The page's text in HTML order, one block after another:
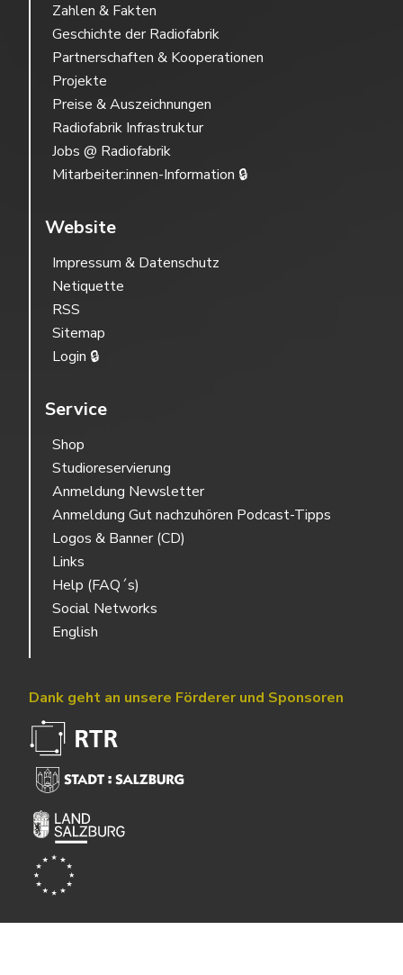
Zahlen & Fakten
Geschichte der Radiofabrik
Partnerschaften & Kooperationen
Projekte
Preise & Auszeichnungen
Radiofabrik Infrastruktur
Jobs @ Radiofabrik
Mitarbeiter:innen-Information 🔒
Website
Impressum & Datenschutz
Netiquette
RSS
Sitemap
Login 🔒
Service
Shop
Studioreservierung
Anmeldung Newsletter
Anmeldung Gut nachzuhören Podcast-Tipps
Logos & Banner (CD)
Links
Help (FAQ´s)
Social Networks
English
Dank geht an unsere Förderer und Sponsoren